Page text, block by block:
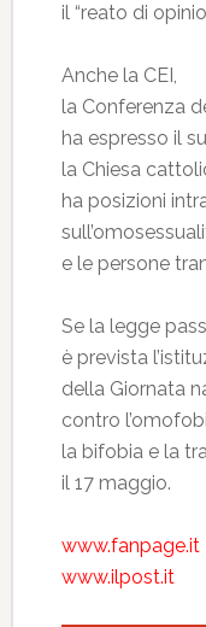
il “reato di
Anche la CEI,
la Conferenza
ha espresso il
la Chiesa
ha posizioni
e le persone
Se la legge
è prevista
della Giornata
contro
la bifobia e la
il 17 maggio.
www.fanpage.it
www.ilpost.it